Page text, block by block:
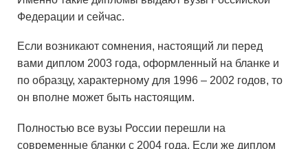
Федерации и сейчас.
Если возникают сомнения, настоящий ли перед
вами диплом 2003 года, оформленный на бланке и
по образцу, характерному для 1996 – 2002 годов, то
он вполне может быть настоящим.
Полностью все вузы России перешли на
современные бланки с 2004 года. Если же диплом